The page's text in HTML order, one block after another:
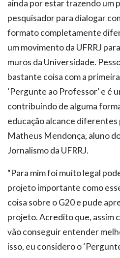
ainda por estar trazendo um
pesquisador para dialogar
formato completamente
um movimento da UFRRJ
muros da Universidade.
bastante coisa com a
‘Pergunte ao Professor’ e é
contribuindo de alguma
educação alcance diferentes
Matheus Mendonça, aluno
Jornalismo da UFRRJ.
“Para mim foi muito legal
projeto importante como
coisa sobre o G20 e pude
projeto. Acredito que, assim
vão conseguir entender
isso, eu considero o